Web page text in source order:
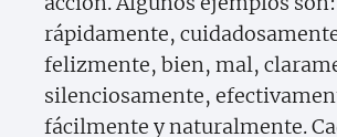
rápidamente,
felizmente, bien, mal,
silenciosamente,
fácilmente y naturalmente.